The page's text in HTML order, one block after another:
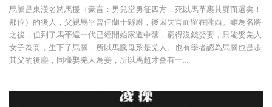
馬騰是東漢名將馬援（豪言：男兒當勇征四方，死以馬革裹其屍而還矣！
那位）的後人，父親馬平曾任蘭干縣尉，後因失官而留在隴西。雖為名將
之後，但到了馬平這一代已經開始家道中落，窮得沒錢娶妻，只能娶羌人
女子為妾，生下了馬騰，所以馬騰母系是羌人。也有學者認為馬騰也是步
其父的後塵，同樣娶羌人為妾，所以馬超才會有一…